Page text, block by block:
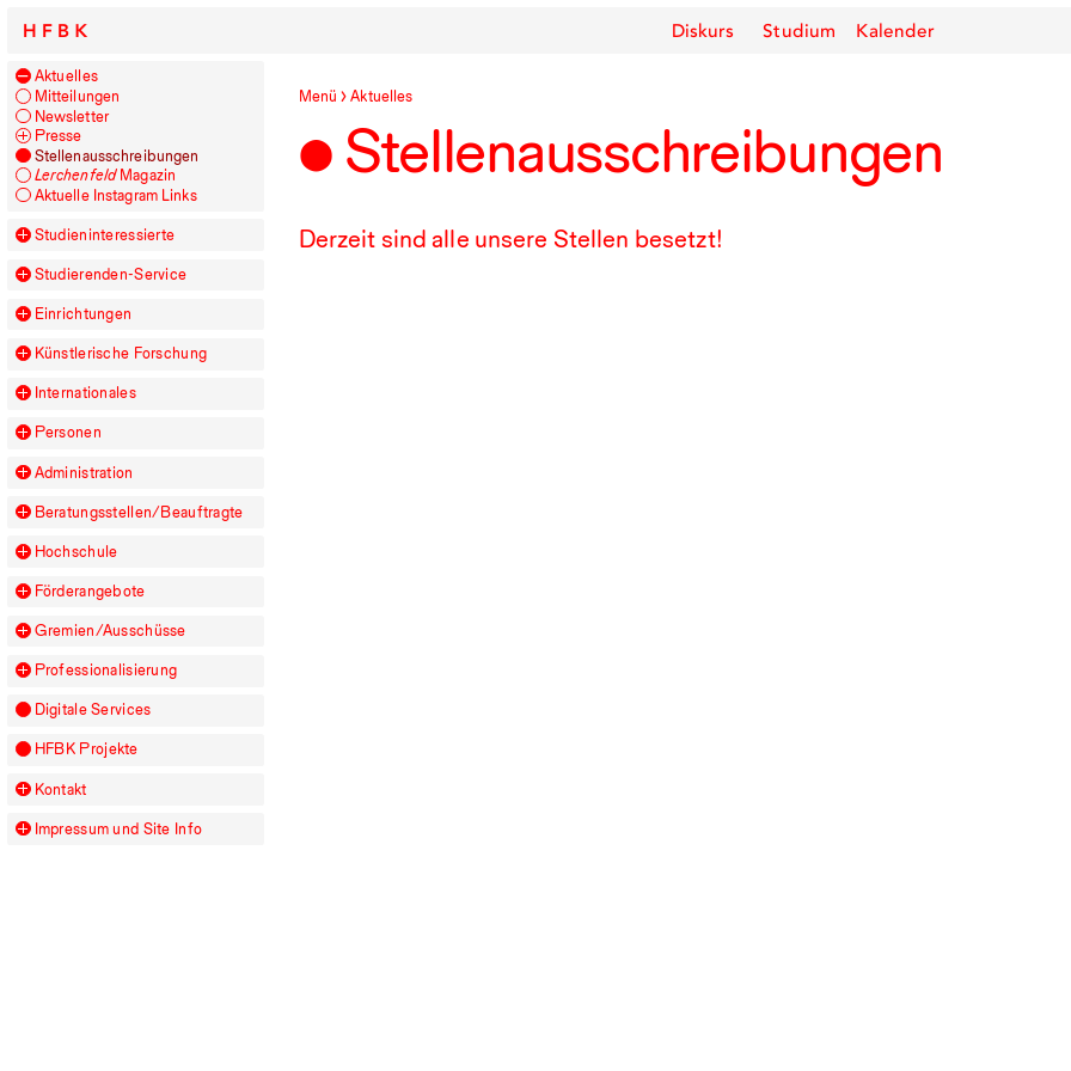
HFBK Diskurs Studium Kalender
Aktuelles
Mitteilungen
Newsletter
Presse
Stellenausschreibungen
LerchenfeldMagazin
Aktuelle Instagram Links
Studieninteressierte
Studierenden-Service
Einrichtungen
Künstlerische Forschung
Internationales
Personen
Administration
Beratungsstellen/​Beauftragte
Hochschule
Förderangebote
Gremien/Ausschüsse
Professionalisierung
Digitale Services
HFBK Projekte
Kontakt
Impressum und Site Info
Menü Aktuelles
Stellenausschreibungen
Derzeit sind alle unsere Stellen besetzt!